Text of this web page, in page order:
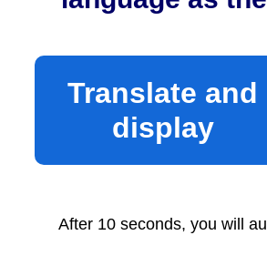
Translate and
display
After 10 seconds, you will
ォーム（外部サイトへリンク）か
ーム（logoform.jp）」へ移動しま